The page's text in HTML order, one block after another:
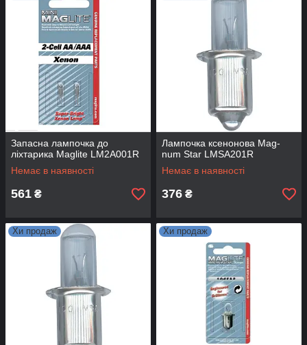
Запасна лампочка до
ліхтарика Maglite LM2A001R
Немає в наявності
561 ₴
Лампочка ксенонова Mag-
num Star LMSA201R
Немає в наявності
376 ₴
Хи продаж Хи продаж